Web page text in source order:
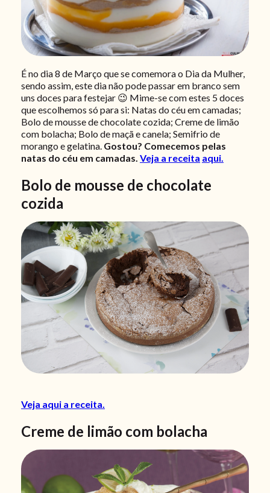
É no dia 8 de Março que se comemora o Dia da Mulher,
sendo assim, este dia não pode passar em branco sem
uns doces para festejar 😉 Mime-se com estes 5 doces
que escolhemos só para si: Natas do céu em camadas;
Bolo de mousse de chocolate cozida; Creme de limão
com bolacha; Bolo de maçã e canela; Semifrio de
morango e gelatina. Gostou? Comecemos pelas
natas do céu em camadas. Veja a receita aqui.
Bolo de mousse de chocolate
cozida
Veja aqui a receita.
Creme de limão com bolacha